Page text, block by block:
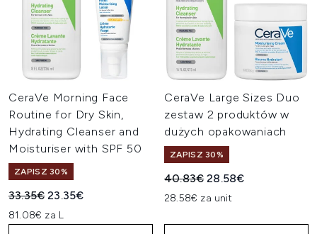
CeraVe Morning Face
Routine for Dry Skin,
Hydrating Cleanser and
Moisturiser with SPF 50
ZAPISZ 30%
Sugerowana cena detaliczna:
33.35€Aktualna cena:
23.35€
81.08€ za L
CeraVe Large Sizes Duo
zestaw 2 produktów w
dużych opakowaniach
ZAPISZ 30%
Sugerowana cena
40.83€Aktualna cena:
28.58€
28.58€ za unit